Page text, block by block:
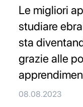
Le migliori
studiare
sta
grazie alle
08.08.2023